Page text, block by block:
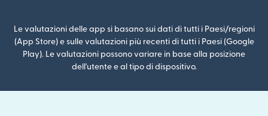
Le valutazioni delle app si basano sui dati di tutti i Paesi/regioni
(App Store) e sulle valutazioni più recenti di tutti i Paesi (Google
Play). Le valutazioni possono variare in base alla posizione
dell'utente e al tipo di dispositivo.